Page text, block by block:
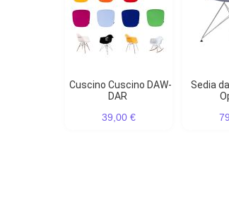
Cuscino Cuscino DAW-
DAR
39,00 €
Sedia da pranzo DAR